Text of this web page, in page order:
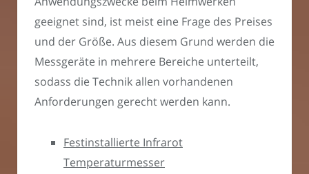
geeignet sind, ist meist eine Frage des Preises
und der Größe. Aus diesem Grund werden die
Messgeräte in mehrere Bereiche unterteilt,
sodass die Technik allen vorhandenen
Anforderungen gerecht werden kann.
Festinstallierte Infrarot
Temperaturmesser